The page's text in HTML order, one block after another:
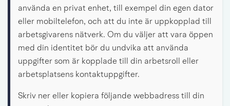
använda en privat enhet, till exempel din egen dator
eller mobiltelefon, och att du inte är uppkopplad till
arbetsgivarens nätverk. Om du väljer att vara öppen
med din identitet bör du undvika att använda
uppgifter som är kopplade till din arbetsroll eller
arbetsplatsens kontaktuppgifter.
Skriv ner eller kopiera följande webbadress till din